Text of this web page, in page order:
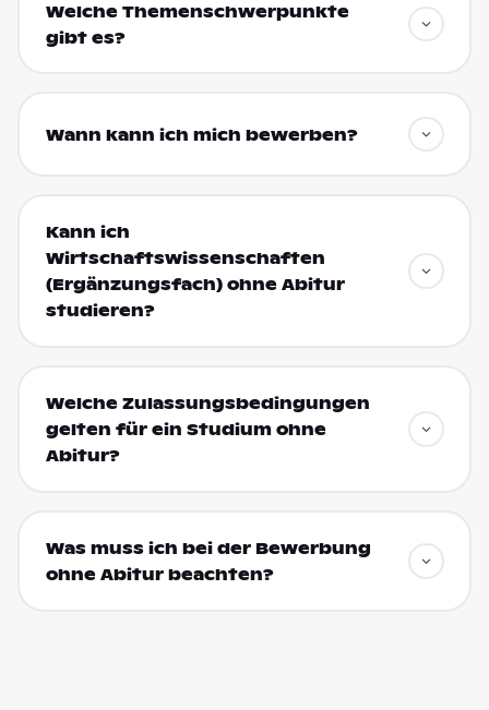
Welche Themenschwerpunkte
gibt es?
Wann kann ich mich bewerben?
Kann ich
Wirtschaftswissenschaften
(Ergänzungsfach) ohne Abitur
studieren?
Welche Zulassungsbedingungen
gelten für ein Studium ohne
Abitur?
Was muss ich bei der Bewerbung
ohne Abitur beachten?